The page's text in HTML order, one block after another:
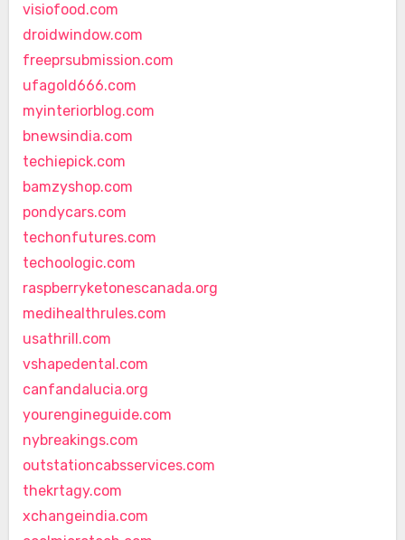
visiofood.com
droidwindow.com
freeprsubmission.com
ufagold666.com
myinteriorblog.com
bnewsindia.com
techiepick.com
bamzyshop.com
pondycars.com
techonfutures.com
techoologic.com
raspberryketonescanada.org
medihealthrules.com
usathrill.com
vshapedental.com
canfandalucia.org
yourengineguide.com
nybreakings.com
outstationcabsservices.com
thekrtagy.com
xchangeindia.com